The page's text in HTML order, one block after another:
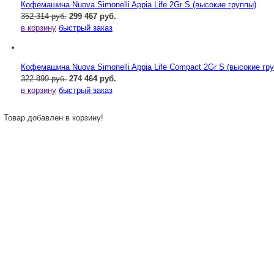
Кофемашина Nuova Simonelli Appia Life 2Gr S (высокие группы)
352 314 руб. 299 467 руб.
в корзину быстрый заказ
Кофемашина Nuova Simonelli Appia Life Compact 2Gr S (высокие
322 899 руб. 274 464 руб.
в корзину быстрый заказ
Товар добавлен в корзину!